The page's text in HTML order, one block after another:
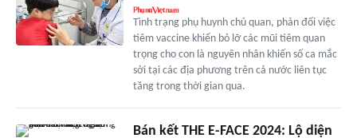
Tình trạng phụ huynh chủ quan, phản đối việc
tiêm vaccine khiến bỏ lỡ các mũi tiêm quan
trọng cho con là nguyên nhân khiến số ca mắc
sởi tại các địa phương trên cả nước liên tục
tăng trong thời gian qua.
Bán kết THE E-FACE 2024: Lộ diện